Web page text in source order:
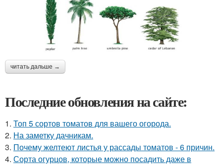
читать дальше →
Последние обновления на сайте:
1. Топ 5 сортов томатов для вашего огорода.
2. На заметку дачникам.
3. Почему желтеют листья у рассады томатов - 6 причин.
4. Сорта огурцов, которые можно посадить даже в